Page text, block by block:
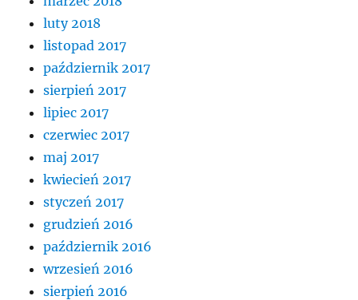
luty 2018
listopad 2017
październik 2017
sierpień 2017
lipiec 2017
czerwiec 2017
maj 2017
kwiecień 2017
styczeń 2017
grudzień 2016
październik 2016
wrzesień 2016
sierpień 2016